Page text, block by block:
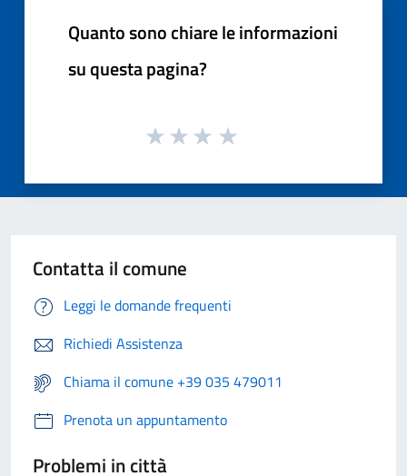
Quanto sono chiare le informazioni
su questa pagina?
Contatta il comune
Leggi le domande frequenti
Richiedi Assistenza
Chiama il comune +39 035 479011
Prenota un appuntamento
Problemi in città